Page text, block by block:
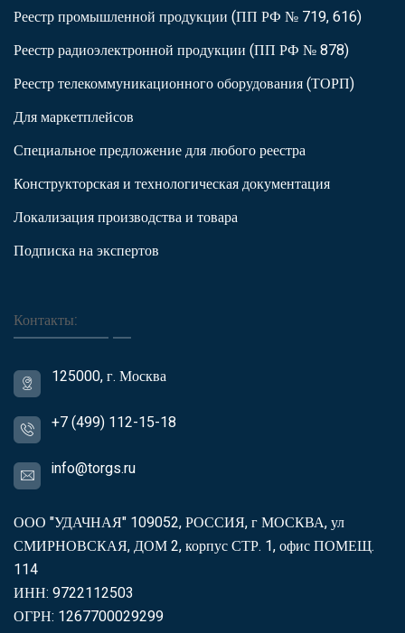
Реестр промышленной продукции (ПП РФ № 719, 616)
Реестр радиоэлектронной продукции (ПП РФ № 878)
Реестр телекоммуникационного оборудования (ТОРП)
Для маркетплейсов
Специальное предложение для любого реестра
Конструкторская и технологическая документация
Локализация производства и товара
Подписка на экспертов
Контакты:
125000, г. Москва
+7 (499) 112-15-18
info@torgs.ru
ООО "УДАЧНАЯ" 109052, РОССИЯ, г МОСКВА, ул
СМИРНОВСКАЯ, ДОМ 2, корпус СТР. 1, офис ПОМЕЩ.
114
ИНН: 9722112503
ОГРН: 1267700029299